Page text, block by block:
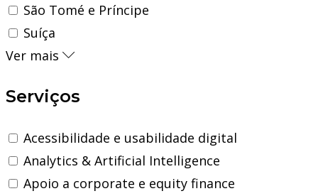
São Tomé e Príncipe
Suíça
Ver mais
Serviços
Acessibilidade e usabilidade digital
Analytics & Artificial Intelligence
Apoio a corporate e equity finance